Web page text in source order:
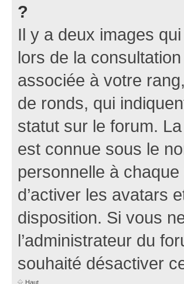
?
Il y a deux images
lors de la
associée à votre
de ronds, qui
statut sur le forum.
est connue sous le
personnelle à chaque
d’activer les avatars
disposition. Si vous
l’administrateur du
souhaité désactiver
Haut